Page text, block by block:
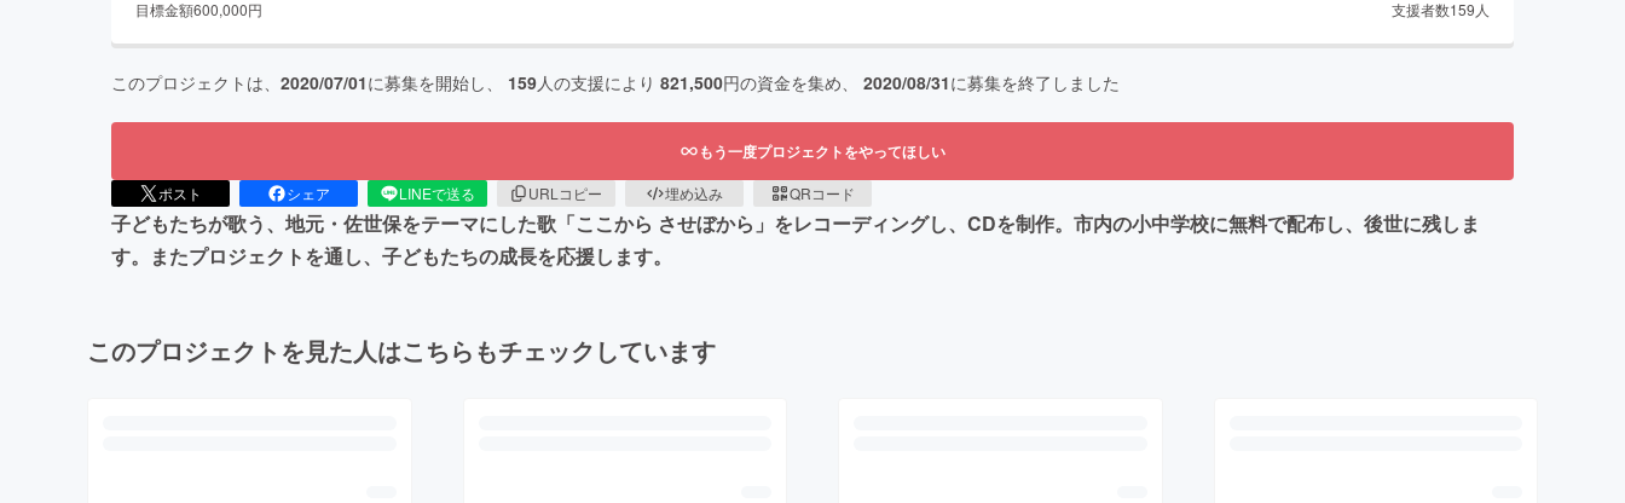
目標金額600,000円 支援者数159 人
このプロジェクトは、 2020/07/01に募集を開始し、 159人の支援により 821,500円の資金を集め、 2020/08/31に募集を終了しました
もう一度プロジェクトをやってほしい
ポスト シェア LINEで送る URLコピー 埋め込み QRコード
子どもたちが歌う、地元・佐世保をテーマにした歌「ここから させぼから」をレコーディングし、CDを制作。市内の小中学校に無料で配布し、後世に残しま
す。またプロジェクトを通し、子どもたちの成長を応援します。
このプロジェクトを見た人はこちらもチェックしています